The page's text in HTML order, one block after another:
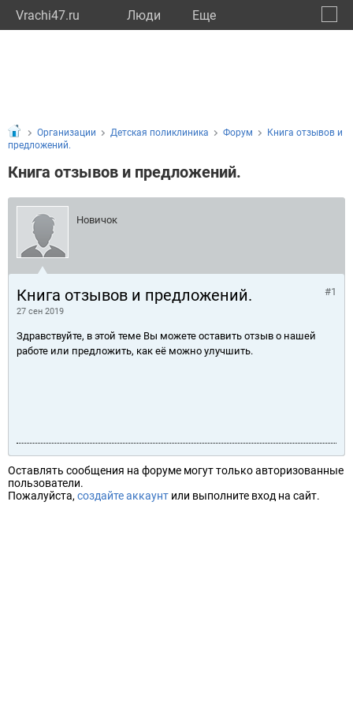
Vrachi47.ru Люди Eще
Организации Детская поликлиника Форум
Книга отзывов и
предложений.
Книга отзывов и предложений.
Новичок
Книга отзывов и предложений.
27 сен 2019
#1
Здравствуйте, в этой теме Вы можете оставить отзыв о нашей
работе или предложить, как её можно улучшить.
Оставлять сообщения на форуме могут только авторизованные
пользователи.
Пожалуйста, создайте аккаунт или выполните вход на сайт.